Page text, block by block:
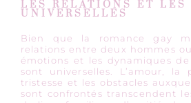
LES RELATIONS ET LES
UNIVERSELLES
Bien que la romance gay
relations entre deux hommes
émotions et les dynamiques
sont universelles. L’amour, la
tristesse et les obstacles
sont confrontés transcendent